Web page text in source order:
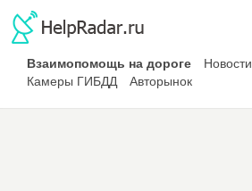
Взаимопомощь на дороге Новости
Камеры ГИБДД
Авторынок